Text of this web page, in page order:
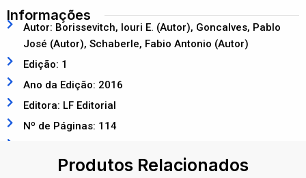
Informações
Autor: Borissevitch, Iouri E. (Autor), Goncalves, Pablo
José (Autor), Schaberle, Fabio Antonio (Autor)
Edição: 1
Ano da Edição: 2016
Editora: LF Editorial
Nº de Páginas: 114
Produtos Relacionados